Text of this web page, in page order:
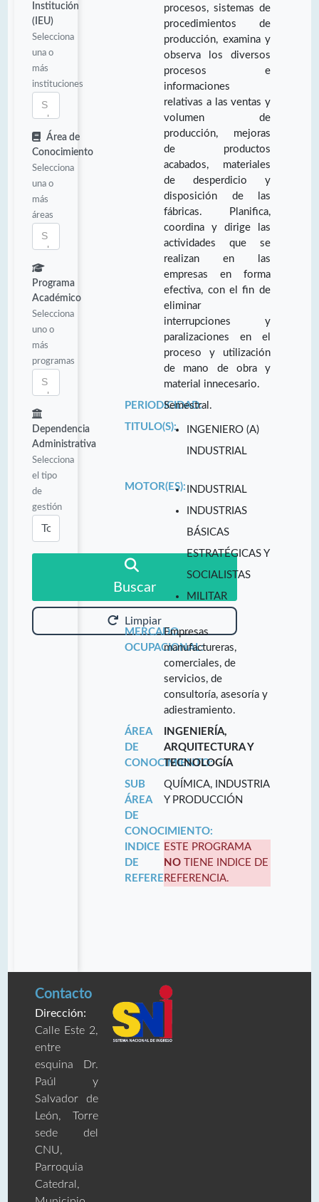
Institución
(IEU)
Selecciona
una o
más
instituciones
Área de
Conocimiento
Selecciona
una o
más
áreas
Programa
Académico
Selecciona
uno o
más
programas
Dependencia
Administrativa
Selecciona
el tipo
de
gestión
Buscar
Limpiar
procesos, sistemas de
procedimientos de
producción, examina y
observa los diversos
procesos e
informaciones
relativas a las ventas y
volumen de
producción, mejoras
de productos
acabados, materiales
de desperdicio y
disposición de las
fábricas. Planifica,
coordina y dirige las
actividades que se
realizan en las
empresas en forma
efectiva, con el fin de
eliminar
interrupciones y
paralizaciones en el
proceso y utilización
de mano de obra y
material innecesario.
PERIODICIDAD:
Semestral.
TITULO(S):
INGENIERO (A)
INDUSTRIAL
MOTOR(ES): INDUSTRIAL
INDUSTRIAS
BÁSICAS
ESTRATÉGICAS Y
SOCIALISTAS
MILITAR
MERCADO
OCUPACIONAL:
Empresas
manufactureras,
comerciales, de
servicios, de
consultoría, asesoría y
adiestramiento.
ÁREA
DE
CONOCIMIENTO:
INGENIERÍA,
ARQUITECTURA Y
TECNOLOGÍA
SUB
ÁREA
DE
CONOCIMIENTO:
QUÍMICA, INDUSTRIA
Y PRODUCCIÓN
INDICE
DE
REFERENCIA:
ESTE PROGRAMA
NO TIENE INDICE DE
REFERENCIA.
Contacto
Dirección:
Calle Este 2,
entre
esquina Dr.
Paúl y
Salvador de
León, Torre
sede del
CNU,
Parroquia
Catedral,